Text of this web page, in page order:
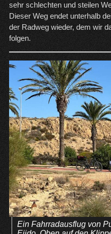
sehr schlechten und steilen
Dieser Weg endet unterhalb
der Radweg wieder, dem wir
folgen.
Ein Fahrradausflug von